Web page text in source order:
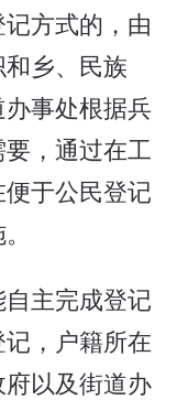
方式的，由
乡、民族
事处根据兵
，通过在工
于公民登记
主完成登记
，户籍所在
以及街道办